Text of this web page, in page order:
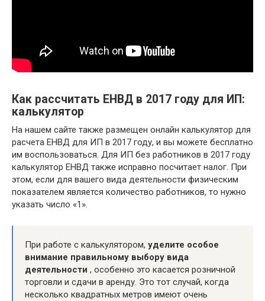
Как рассчитать ЕНВД в 2017 году для ИП:
калькулятор
На нашем сайте также размещен онлайн калькулятор для
расчета ЕНВД для ИП в 2017 году, и вы можете бесплатно
им воспользоваться. Для ИП без работников в 2017 году
калькулятор ЕНВД также исправно посчитает налог. При
этом, если для вашего вида деятельности физическим
показателем является количество работников, то нужно
указать число «1».
При работе с калькулятором, уделите особое
внимание правильному выбору вида
деятельности , особенно это касается розничной
торговли и сдачи в аренду. Это тот случай, когда
несколько квадратных метров имеют очень